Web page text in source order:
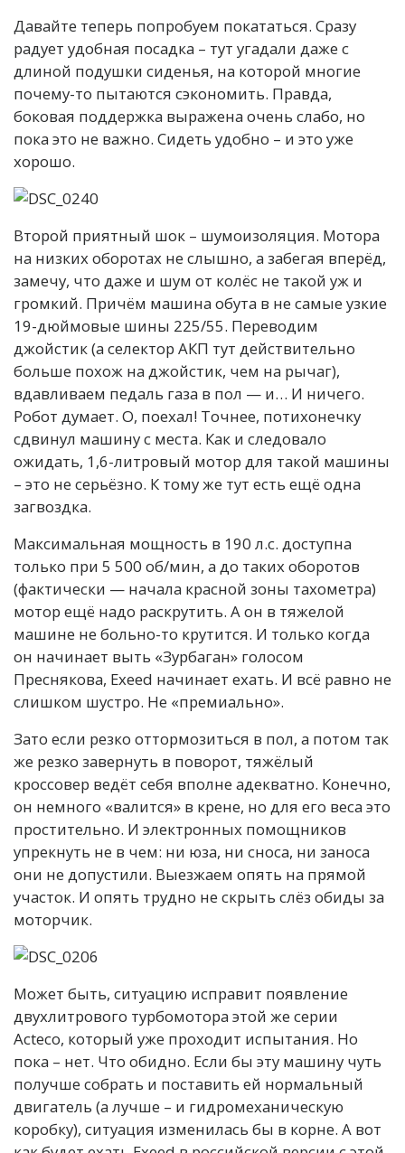
Давайте теперь попробуем покататься. Сразу
радует удобная посадка – тут угадали даже с
длиной подушки сиденья, на которой многие
почему-то пытаются сэкономить. Правда,
боковая поддержка выражена очень слабо, но
пока это не важно. Сидеть удобно – и это уже
хорошо.
Второй приятный шок – шумоизоляция. Мотора
на низких оборотах не слышно, а забегая вперёд,
замечу, что даже и шум от колёс не такой уж и
громкий. Причём машина обута в не самые узкие
19-дюймовые шины 225/55. Переводим
джойстик (а селектор АКП тут действительно
больше похож на джойстик, чем на рычаг),
вдавливаем педаль газа в пол — и… И ничего.
Робот думает. О, поехал! Точнее, потихонечку
сдвинул машину с места. Как и следовало
ожидать, 1,6-литровый мотор для такой машины
– это не серьёзно. К тому же тут есть ещё одна
загвоздка.
Максимальная мощность в 190 л.с. доступна
только при 5 500 об/мин, а до таких оборотов
(фактически — начала красной зоны тахометра)
мотор ещё надо раскрутить. А он в тяжелой
машине не больно-то крутится. И только когда
он начинает выть «Зурбаган» голосом
Преснякова, Exeed начинает ехать. И всё равно не
слишком шустро. Не «премиально».
Зато если резко оттормозиться в пол, а потом так
же резко завернуть в поворот, тяжёлый
кроссовер ведёт себя вполне адекватно. Конечно,
он немного «валится» в крене, но для его веса это
простительно. И электронных помощников
упрекнуть не в чем: ни юза, ни сноса, ни заноса
они не допустили. Выезжаем опять на прямой
участок. И опять трудно не скрыть слёз обиды за
моторчик.
Может быть, ситуацию исправит появление
двухлитрового турбомотора этой же серии
Acteco, который уже проходит испытания. Но
пока – нет. Что обидно. Если бы эту машину чуть
получше собрать и поставить ей нормальный
двигатель (а лучше – и гидромеханическую
коробку), ситуация изменилась бы в корне. А вот